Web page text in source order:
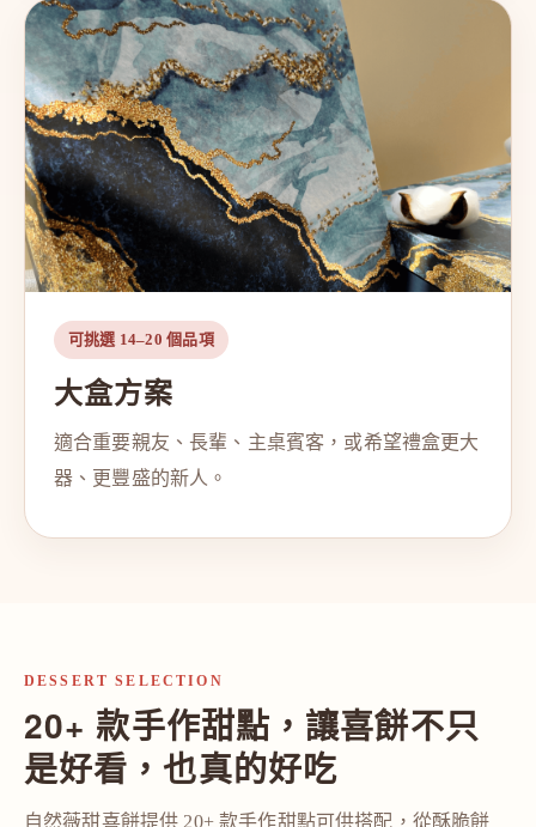
可挑選 14–20 個品項
大盒方案
適合重要親友、長輩、主桌賓客，或希望禮盒更大
器、更豐盛的新人。
DESSERT SELECTION
20+ 款手作甜點，讓喜餅不只
是好看，也真的好吃
自然薇甜喜餅提供 20+ 款手作甜點可供搭配，從酥脆餅